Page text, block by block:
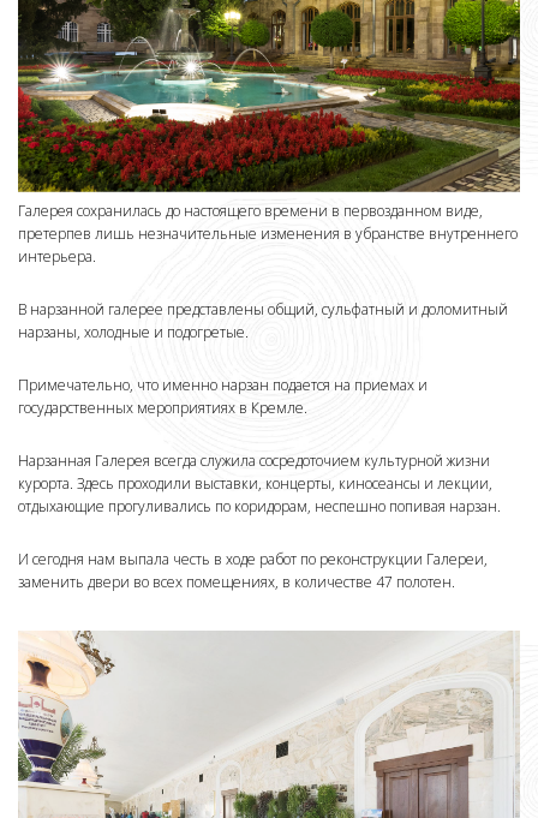
Галерея сохранилась до настоящего времени в первозданном виде,
претерпев лишь незначительные изменения в убранстве внутреннего
интерьера.
В нарзанной галерее представлены общий, сульфатный и доломитный
нарзаны, холодные и подогретые.
Примечательно, что именно нарзан подается на приемах и
государственных мероприятиях в Кремле.
Нарзанная Галерея всегда служила сосредоточием культурной жизни
курорта. Здесь проходили выставки, концерты, киносеансы и лекции,
отдыхающие прогуливались по коридорам, неспешно попивая нарзан.
И сегодня нам выпала честь в ходе работ по реконструкции Галереи,
заменить двери во всех помещениях, в количестве 47 полотен.